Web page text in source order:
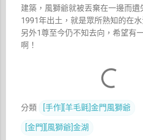
建築，風獅爺就被丟棄在一邊而遺
1991年出土，就是眾所熟知的在水
另外1尊至今仍不知去向，希望有
啊！
分類 [手作][羊毛氈]金門風獅爺
[金門][風獅爺]金湖